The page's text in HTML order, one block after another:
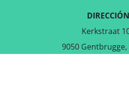
DIRECCIÓN
Kerkstraat
9050 Gentbrugge,